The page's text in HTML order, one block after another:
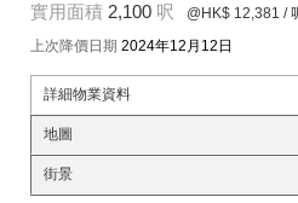
實用面積 2,100 呎 @HK$ 12,381 /
上次降價日期 2024年12月12日
詳細物業資料
地圖
街景